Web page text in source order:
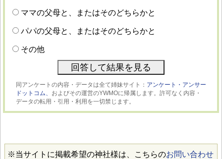
ママの父母と、またはそのどちらかと
パパの父母と、またはそのどちらかと
その他
同アンケートの内容・データは全て姉妹サイト： アンケート・アンサー
ドットコム、 およびその運営のYWMOに帰属します。許可なく内容・
データの転用・引用・利用を一切禁じます。
※当サイトに掲載希望の神社様は、こちらのお問い合わせ